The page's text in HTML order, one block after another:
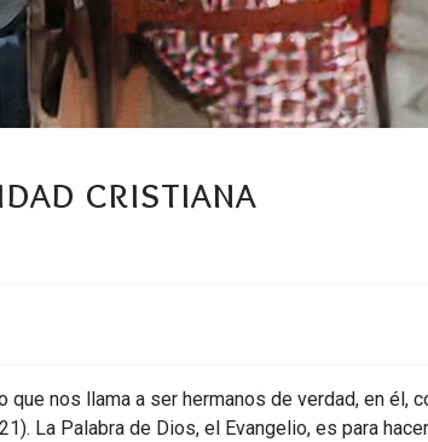
cristiana
nos llama a ser hermanos de verdad, en él,
La Palabra de Dios, el Evangelio, es para